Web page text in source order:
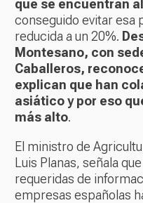
que se encuentran
conseguido evitar esa
reducida a un 20%.
Montesano, con
Caballeros,
explican que han
asiático y por eso
más alto.
El ministro de
Luis Planas, señala
requeridas de
empresas españolas